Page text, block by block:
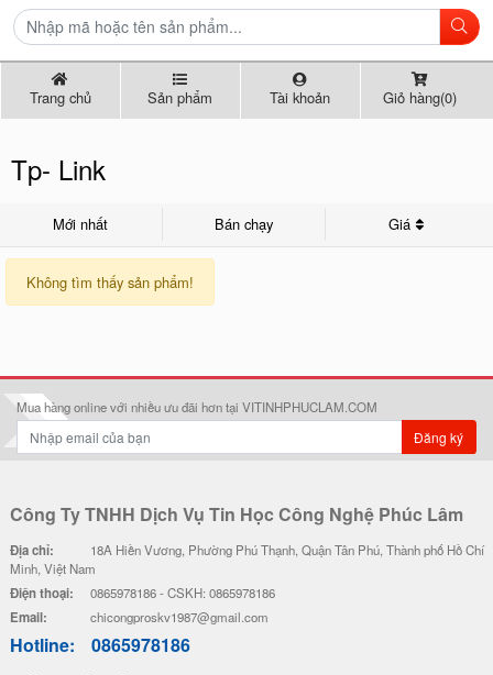
Trang chủ Sản phẩm Tài khoản Giỏ hàng(0)
Tp- Link
Mới nhất Bán chạy Giá
Không tìm thấy sản phẩm!
Mua hàng online với nhiều ưu đãi hơn tại VITINHPHUCLAM.COM
Đăng ký
Công Ty TNHH Dịch Vụ Tin Học Công Nghệ Phúc Lâm
Địa chỉ:
18A Hiền Vương, Phường Phú Thạnh, Quận Tân Phú, Thành phố Hồ Chí
Minh, Việt Nam
Điện thoại: 0865978186 - CSKH: 0865978186
Email: chicongproskv1987@gmail.com
Hotline: 0865978186